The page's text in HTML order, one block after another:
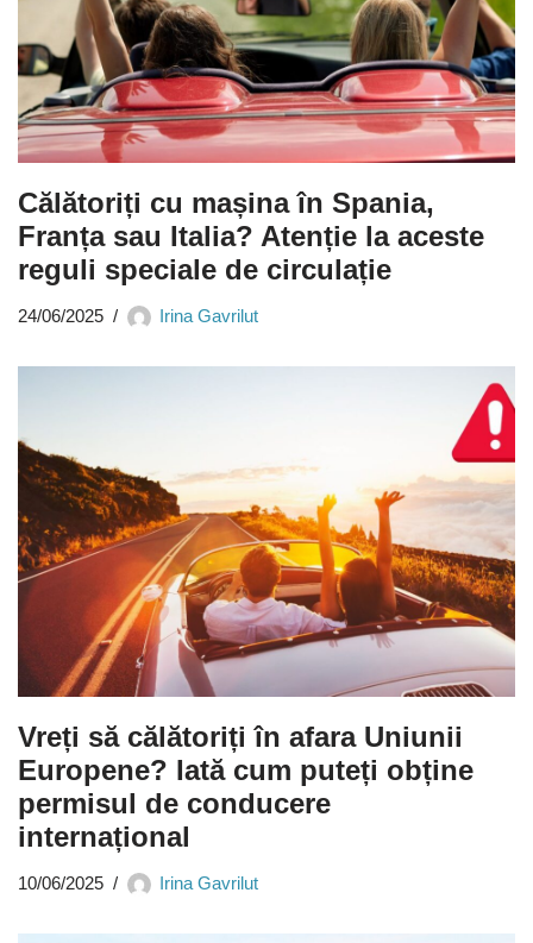
Călătoriți cu mașina în Spania,
Franța sau Italia? Atenție la aceste
reguli speciale de circulație
24/06/2025 Irina Gavrilut
Vreți să călătoriți în afara Uniunii
Europene? Iată cum puteți obține
permisul de conducere
internațional
10/06/2025 Irina Gavrilut